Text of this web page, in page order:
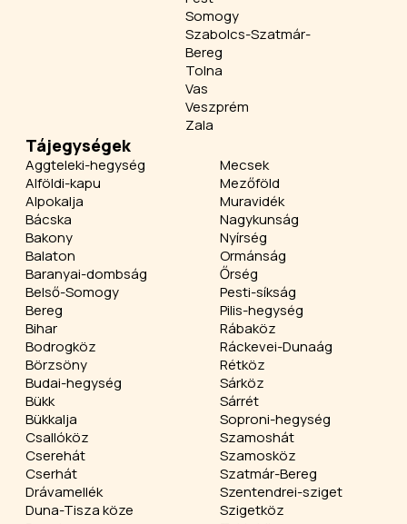
Somogy
Szabolcs-Szatmár-
Bereg
Tolna
Vas
Veszprém
Zala
Tájegységek
Aggteleki-hegység
Alföldi-kapu
Alpokalja
Bácska
Bakony
Balaton
Baranyai-dombság
Belső-Somogy
Bereg
Bihar
Bodrogköz
Börzsöny
Budai-hegység
Bükk
Bükkalja
Csallóköz
Cserehát
Cserhát
Drávamellék
Duna-Tisza köze
Mecsek
Mezőföld
Muravidék
Nagykunság
Nyírség
Ormánság
Őrség
Pesti-síkság
Pilis-hegység
Rábaköz
Ráckevei-Dunaág
Rétköz
Sárköz
Sárrét
Soproni-hegység
Szamoshát
Szamosköz
Szatmár-Bereg
Szentendrei-sziget
Szigetköz